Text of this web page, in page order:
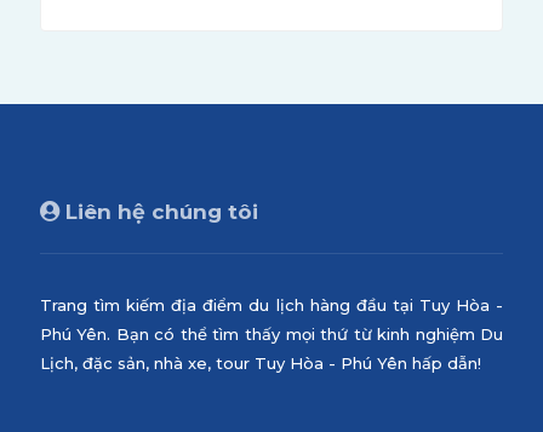
Liên hệ chúng tôi
Trang tìm kiếm địa điểm du lịch hàng đầu tại Tuy Hòa -
Phú Yên. Bạn có thể tìm thấy mọi thứ từ kinh nghiệm Du
Lịch, đặc sản, nhà xe, tour Tuy Hòa - Phú Yên hấp dẫn!